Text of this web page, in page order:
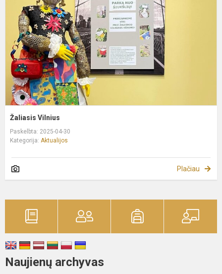
Žaliasis Vilnius
Paskelbta: 2025-04-30
Kategorija: Aktualijos
Plačiau
Naujienų archyvas